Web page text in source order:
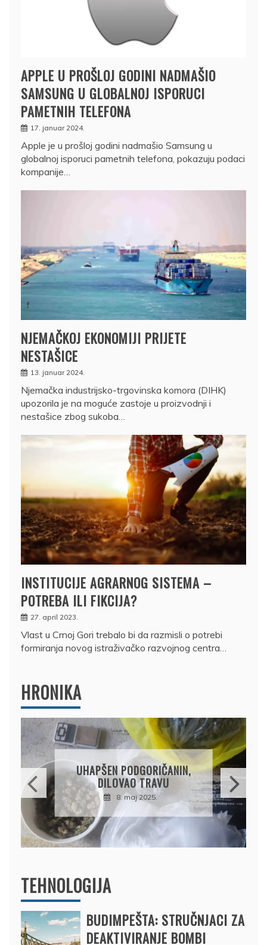
APPLE U PROŠLOJ GODINI NADMAŠIO
SAMSUNG U GLOBALNOJ ISPORUCI
PAMETNIH TELEFONA
17. januar 2024.
Apple je u prošloj godini nadmašio Samsung u
globalnoj isporuci pametnih telefona, pokazuju podaci
kompanije…
NJEMAČKOJ EKONOMIJI PRIJETE
NESTAŠICE
13. januar 2024.
Njemačka industrijsko-trgovinska komora (DIHK)
upozorila je na moguće zastoje u proizvodnji i
nestašice zbog sukoba…
INSTITUCIJE AGRARNOG SISTEMA –
POTREBA ILI FIKCIJA?
27. april 2023.
Vlast u Crnoj Gori trebalo bi da razmisli o potrebi
formiranja novog istraživačko razvojnog centra…
HRONIKA
DRŽAVLJANIN RUSIJE
OSUMNJIČEN DA JE
PRODAO TUĐI BMW,
DRŽAVU NAPUSTIO
BRODOM
12. februar 2025.
TEHNOLOGIJA
BUDIMPEŠTA: STRUČNJACI ZA
DEAKTIVIRANJE BOMBI